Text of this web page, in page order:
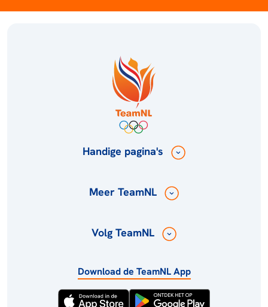
Handige pagina's
Meer TeamNL
Volg TeamNL
Download de TeamNL App